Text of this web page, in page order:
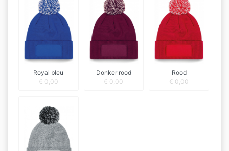
Royal bleu
€ 0,00
Donker rood
€ 0,00
Rood
€ 0,00